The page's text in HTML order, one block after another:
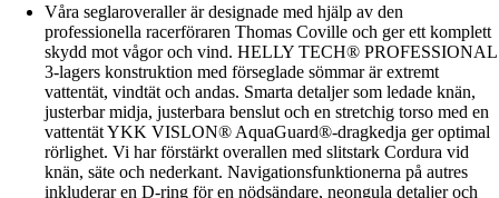
Våra seglaroveraller är designade med hjälp av den
professionella racerföraren Thomas Coville och ger ett komplett
skydd mot vågor och vind. HELLY TECH® PROFESSIONAL
3-lagers konstruktion med förseglade sömmar är extremt
vattentät, vindtät och andas. Smarta detaljer som ledade knän,
justerbar midja, justerbara benslut och en stretchig torso med en
vattentät YKK VISLON® AquaGuard®-dragkedja ger optimal
rörlighet. Vi har förstärkt overallen med slitstark Cordura vid
knän, säte och nederkant. Navigationsfunktionerna på autres
inkluderar en D-ring för en nödsändare, neongula detaljer och